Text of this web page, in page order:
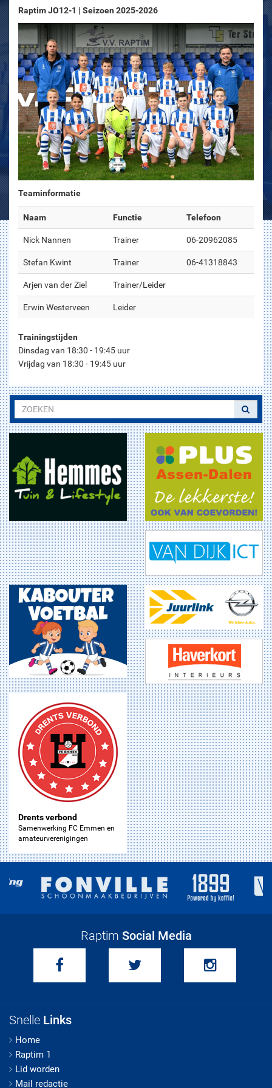
Raptim JO12-1 | Seizoen 2025-2026
Teaminformatie
Naam Functie Telefoon
Nick Nannen Trainer 06-20962085
Stefan Kwint Trainer 06-41318843
Arjen van der Ziel Trainer/Leider
Erwin Westerveen Leider
Trainingstijden
Dinsdag van 18:30 - 19:45 uur
Vrijdag van 18:30 - 19:45 uur
Drents verbond
Samenwerking FC Emmen en
amateurverenigingen
Raptim Social Media
Snelle Links
Home
Raptim 1
Lid worden
Mail redactie